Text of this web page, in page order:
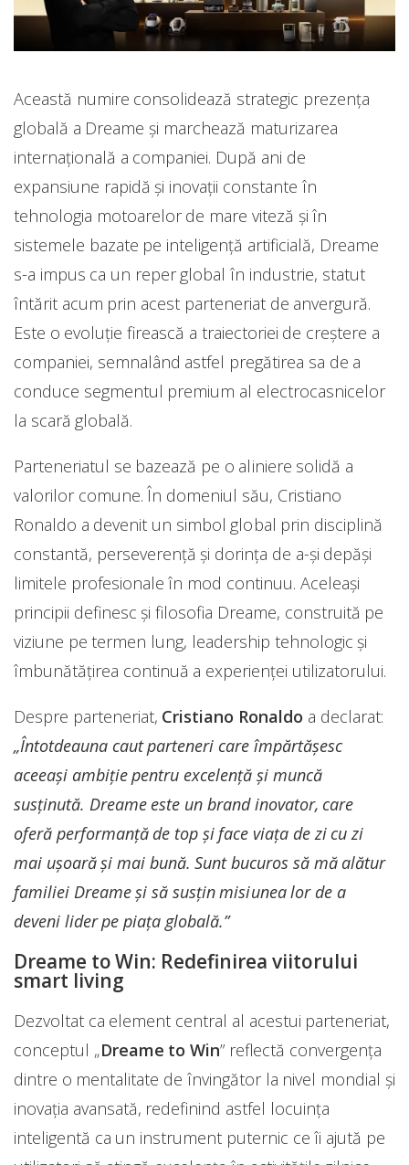
Această numire consolidează strategic prezența
globală a Dreame și marchează maturizarea
internațională a companiei. După ani de
expansiune rapidă și inovații constante în
tehnologia motoarelor de mare viteză și în
sistemele bazate pe inteligență artificială, Dreame
s-a impus ca un reper global în industrie, statut
întărit acum prin acest parteneriat de anvergură.
Este o evoluție firească a traiectoriei de creștere a
companiei, semnalând astfel pregătirea sa de a
conduce segmentul premium al electrocasnicelor
la scară globală.
Parteneriatul se bazează pe o aliniere solidă a
valorilor comune. În domeniul său, Cristiano
Ronaldo a devenit un simbol global prin disciplină
constantă, perseverență și dorința de a-și depăși
limitele profesionale în mod continuu. Aceleași
principii definesc și filosofia Dreame, construită pe
viziune pe termen lung, leadership tehnologic și
îmbunătățirea continuă a experienței utilizatorului.
Despre parteneriat, Cristiano Ronaldo a declarat:
„Întotdeauna caut parteneri care împărtășesc
aceeași ambiție pentru excelență și muncă
susținută. Dreame este un brand inovator, care
oferă performanță de top și face viața de zi cu zi
mai ușoară și mai bună. Sunt bucuros să mă alătur
familiei Dreame și să susțin misiunea lor de a
deveni lider pe piața globală.”
Dreame to Win: Redefinirea viitorului
smart living
Dezvoltat ca element central al acestui parteneriat,
conceptul „Dreame to Win” reflectă convergența
dintre o mentalitate de învingător la nivel mondial și
inovația avansată, redefinind astfel locuința
inteligentă ca un instrument puternic ce îi ajută pe